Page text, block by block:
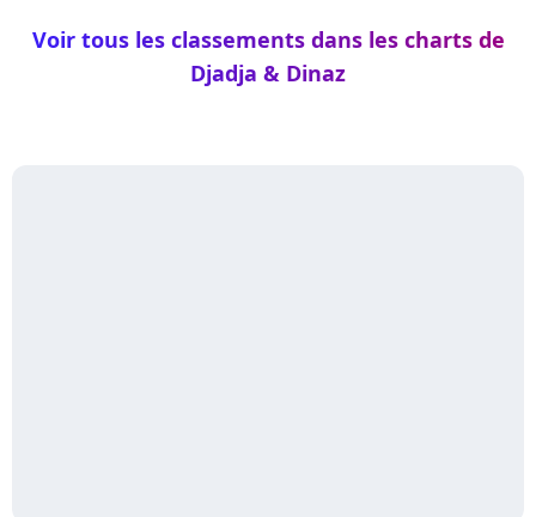
Voir tous les classements dans les charts de
Djadja & Dinaz